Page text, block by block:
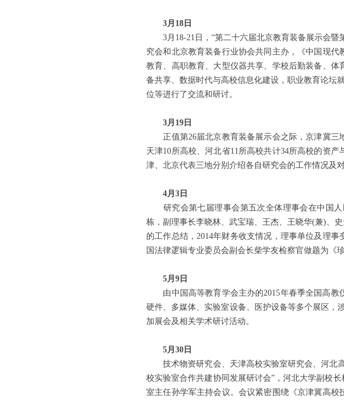
3月18日
3月18-21日，“第二十六届北京教育装备展示会暨
究会和北京教育装备行业协会共同主办，《中国现
教育、高职教育、大型仪器共享、学校后勤装备、
备共享、数据时代与高校信息化建设，职业教育论坛
位等进行了交流和研讨。
3月19日
正值第26届北京教育装备展示会之际，京津冀三
天津10所高校、河北省11所高校共计34所高校的资
津、北京代表三地分别介绍各自研究会的工作情况及
4月3日
研究会第七届理事会第五次全体理事会在中国人
栋，副理事长李晓林、武宝瑞、王杰、王晓华(兼)、
的工作总结，2014年财务收支情况，理事单位及理
国法律逻辑专业委员会副会长柴学友检察官做题为《
5月9日
由中国高等教育学会主办的2015年春季全国高教
硬件、多媒体、实验室设备、医护设备等多个展区，
加展会及相关学术研讨活动。
5月30日
技术物资研究会、天津高校实验室研究会、河北高
校实验室合作共建协同发展研讨会”，河北大学副校
室主任孙学军主持会议。会议紧密围绕《京津冀高